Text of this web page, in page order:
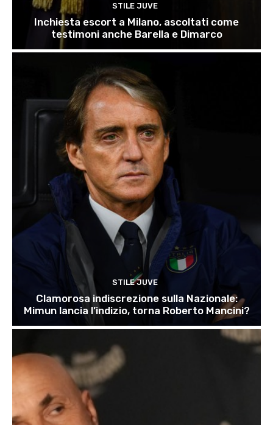
STILE JUVE
Inchiesta escort a Milano, ascoltati come
testimoni anche Barella e Dimarco
STILE JUVE
Clamorosa indiscrezione sulla Nazionale:
Mimun lancia l’indizio, torna Roberto Mancini?